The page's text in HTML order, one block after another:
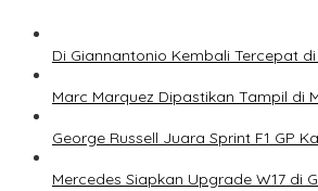
Di Giannantonio Kembali Tercepat
Marc Marquez Dipastikan Tampil di
George Russell Juara Sprint F1 GP
Mercedes Siapkan Upgrade W17 di